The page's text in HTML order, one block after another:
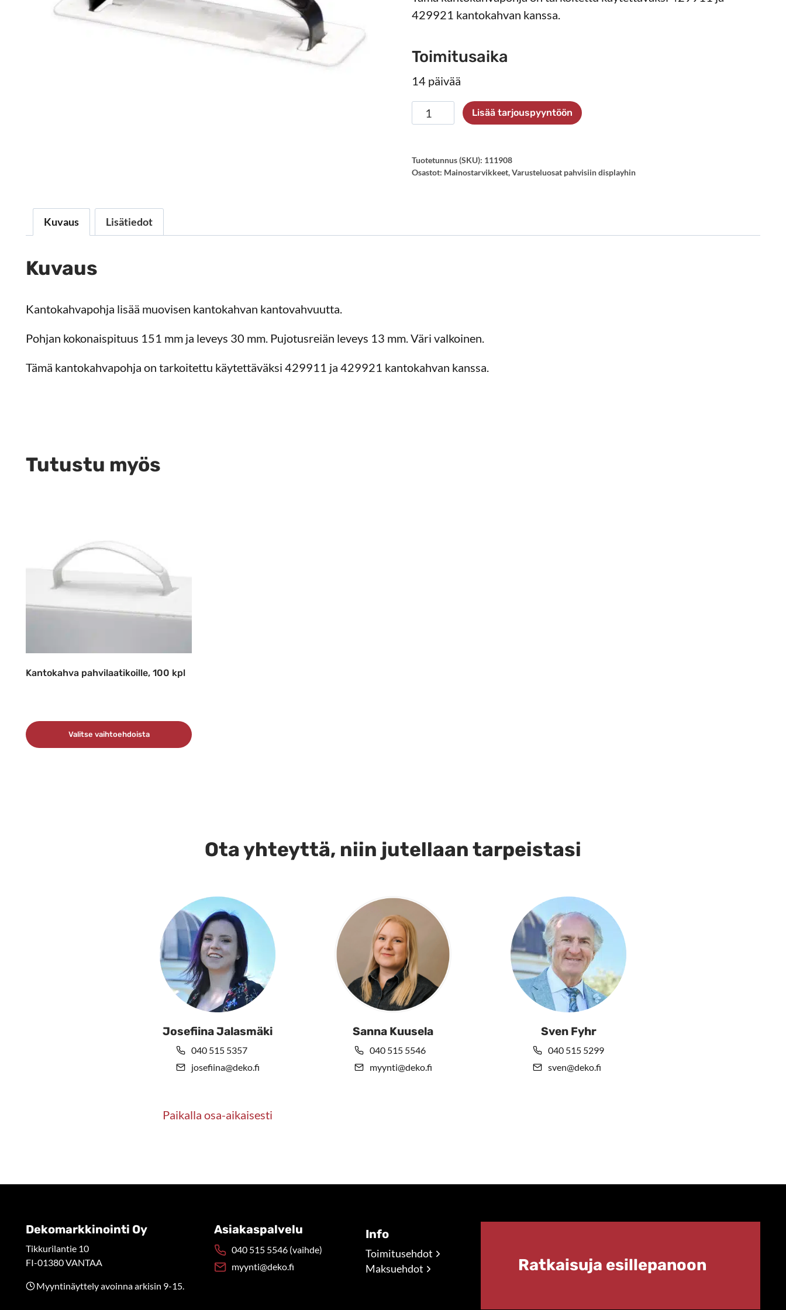
429921 kantokahvan kanssa.
Toimitusaika
14 päivää
Kantokahvapohja
429911/429921
Lisää tarjouspyyntöön
Tuotetunnus (SKU): 111908
Osastot: Mainostarvikkeet,Varusteluosat pahvisiin displayhin
Kuvaus Lisätiedot
Kuvaus
Kantokahvapohja lisää muovisen kantokahvan kantovahvuutta.
Pohjan kokonaispituus 151 mm ja leveys 30 mm. Pujotusreiän leveys 13 mm. Väri valkoinen.
Tämä kantokahvapohja on tarkoitettu käytettäväksi 429911 ja 429921 kantokahvan kanssa.
Tutustu myös
Kantokahva pahvilaatikoille, 100 kpl
Valitse vaihtoehdoista
Ota yhteyttä, niin jutellaan tarpeistasi
Josefiina Jalasmäki
040 515 5357
josefiina@deko.fi
Paikalla osa-aikaisesti
Sanna Kuusela
040 515 5546
myynti@deko.fi
Sven Fyhr
040 515 5299
sven@deko.fi
Dekomarkkinointi Oy
Tikkurilantie 10
FI-01380 VANTAA
Myyntinäyttely avoinna arkisin 9-15.
Asiakaspalvelu
040 515 5546 (vaihde)
myynti@deko.fi
Info
Toimitusehdot
Maksuehdot
Ratkaisuja esillepanoon